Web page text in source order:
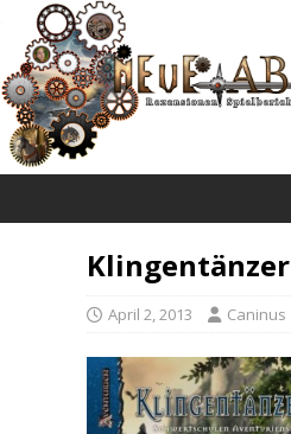
Klingentänzer
April 2, 2013 Caninus